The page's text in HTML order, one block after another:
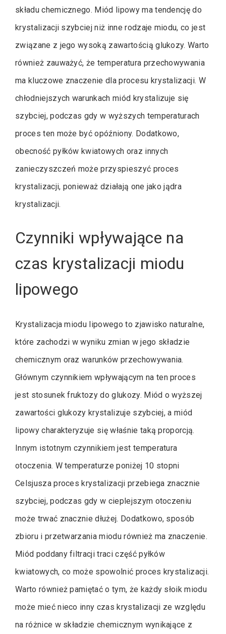
składu chemicznego. Miód lipowy ma tendencję do
krystalizacji szybciej niż inne rodzaje miodu, co jest
związane z jego wysoką zawartością glukozy. Warto
również zauważyć, że temperatura przechowywania
ma kluczowe znaczenie dla procesu krystalizacji. W
chłodniejszych warunkach miód krystalizuje się
szybciej, podczas gdy w wyższych temperaturach
proces ten może być opóźniony. Dodatkowo,
obecność pyłków kwiatowych oraz innych
zanieczyszczeń może przyspieszyć proces
krystalizacji, ponieważ działają one jako jądra
krystalizacji.
Czynniki wpływające na
czas krystalizacji miodu
lipowego
Krystalizacja miodu lipowego to zjawisko naturalne,
które zachodzi w wyniku zmian w jego składzie
chemicznym oraz warunków przechowywania.
Głównym czynnikiem wpływającym na ten proces
jest stosunek fruktozy do glukozy. Miód o wyższej
zawartości glukozy krystalizuje szybciej, a miód
lipowy charakteryzuje się właśnie taką proporcją.
Innym istotnym czynnikiem jest temperatura
otoczenia. W temperaturze poniżej 10 stopni
Celsjusza proces krystalizacji przebiega znacznie
szybciej, podczas gdy w cieplejszym otoczeniu
może trwać znacznie dłużej. Dodatkowo, sposób
zbioru i przetwarzania miodu również ma znaczenie.
Miód poddany filtracji traci część pyłków
kwiatowych, co może spowolnić proces krystalizacji.
Warto również pamiętać o tym, że każdy słoik miodu
może mieć nieco inny czas krystalizacji ze względu
na różnice w składzie chemicznym wynikające z